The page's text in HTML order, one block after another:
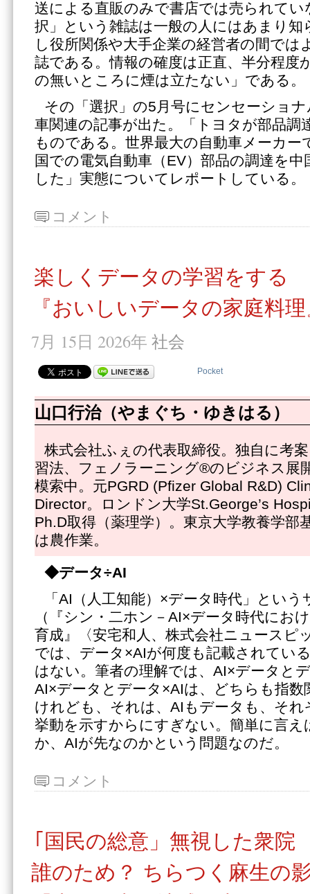
送による直販のみで書店では売られて
択」という雑誌は一般の人にはあまり
し役所関係や大手企業の経営者の間では
誌である。情報の確度は正直、半分程度
の無いところに煙は立たない」である。
その「選択」の5月号にセンセーショ
車関連の記事が出た。「トヨタが部品調
ものである。世界最大の自動車メーカー
国での電気自動車（EV）部品の調達を
した」実態についてレポートしている。
コメント
楽しくデータの学習をする
『おいしいデータの家庭料
7月 15日 2026年 社会
Pocket
山口行治（やまぐち・ゆきはる）
株式会社ふぇの代表取締役。独自に考
習法、フェノラーニング®のビジネス展
模索中。元PGRD (Pfizer Global R&D)
Director。ロンドン大学St.George’s
Ph.D取得（薬理学）。東京大学教養学部
は農作業。
◆データ÷AI
「AI（人工知能）×データ時代」とい
（『シン・二ホン－AI×データ時代にお
育成』〈安宅和人、株式会社ニュースピ
では、データ×AIが何度も記載されてい
はない。筆者の理解では、AI×データと
AI×データとデータ×AIは、どちらも指数
けれども、それは、AIもデータも、それ
挙動を示すからにすぎない。簡単に言
か、AIが先なのかという問題なのだ。
コメント
｢国民の総意」無視した衆院
誰のため？ ちらつく麻生の